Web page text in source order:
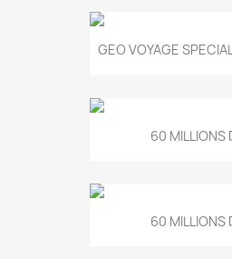
GEO VOYAGE
60 MILLIONS
60 MILLIONS